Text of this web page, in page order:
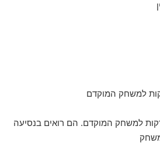
מעדיפים 30-45 דקות למשחק המוקדם. הם רואים בנסיעה